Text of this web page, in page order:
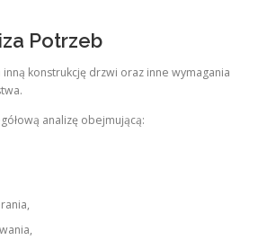
Potrzeb
konstrukcję drzwi oraz inne wymagania
analizę obejmującą: